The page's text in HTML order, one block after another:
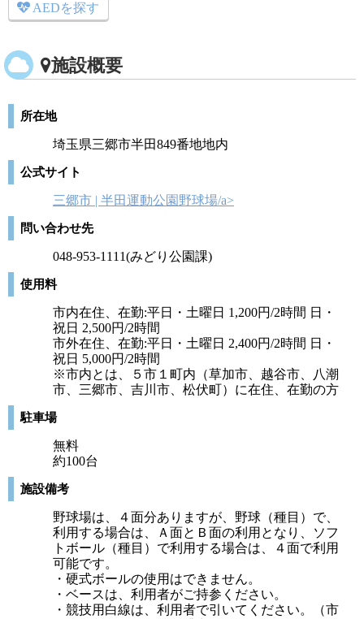
AEDを探す
施設概要
所在地
埼玉県三郷市半田849番地地内
公式サイト
三郷市 | 半田運動公園野球場/a>
問い合わせ先
048-953-1111(みどり公園課)
使用料
市内在住、在勤:平日・土曜日 1,200円/2時間 日・
祝日 2,500円/2時間
市外在住、在勤:平日・土曜日 2,400円/2時間 日・
祝日 5,000円/2時間
※市内とは、５市１町内（草加市、越谷市、八潮
市、三郷市、吉川市、松伏町）に在住、在勤の方
駐車場
無料
約100台
施設備考
野球場は、４面分ありますが、野球（種目）で、
利用する場合は、Ａ面とＢ面の利用となり、ソフ
トボール（種目）で利用する場合は、４面で利用
可能です。
・硬式ボールの使用はできません。
・ベースは、利用者がご持参ください。
・競技用白線は、利用者で引いてください。（市